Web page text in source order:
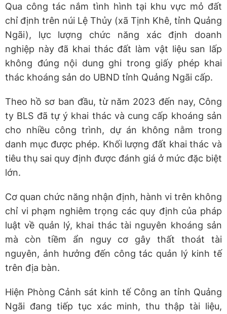
Qua công tác nắm tình hình tại khu vực mỏ đất
chỉ định trên núi Lệ Thủy (xã Tịnh Khê, tỉnh Quảng
Ngãi), lực lượng chức năng xác định doanh
nghiệp này đã khai thác đất làm vật liệu san lấp
không đúng nội dung ghi trong giấy phép khai
thác khoáng sản do UBND tỉnh Quảng Ngãi cấp.
Theo hồ sơ ban đầu, từ năm 2023 đến nay, Công
ty BLS đã tự ý khai thác và cung cấp khoáng sản
cho nhiều công trình, dự án không nằm trong
danh mục được phép. Khối lượng đất khai thác và
tiêu thụ sai quy định được đánh giá ở mức đặc biệt
lớn.
Cơ quan chức năng nhận định, hành vi trên không
chỉ vi phạm nghiêm trọng các quy định của pháp
luật về quản lý, khai thác tài nguyên khoáng sản
mà còn tiềm ẩn nguy cơ gây thất thoát tài
nguyên, ảnh hưởng đến công tác quản lý kinh tế
trên địa bàn.
Hiện Phòng Cảnh sát kinh tế Công an tỉnh Quảng
Ngãi đang tiếp tục xác minh, thu thập tài liệu,